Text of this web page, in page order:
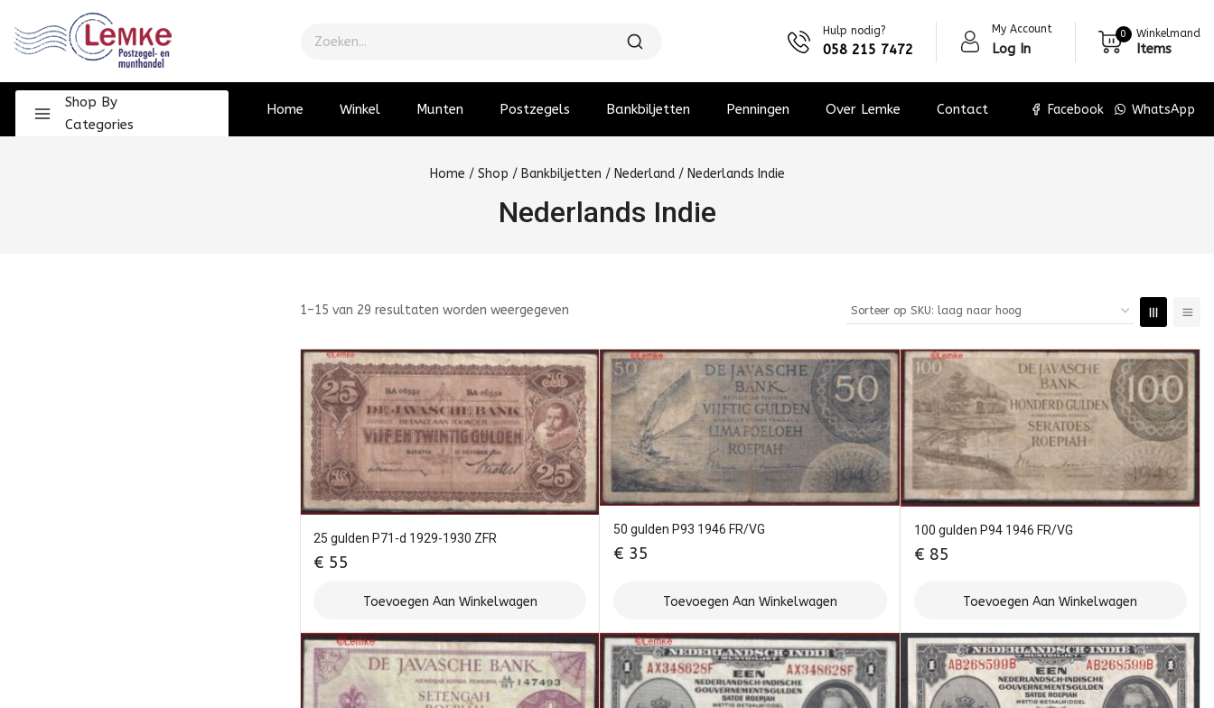
Hulp nodig?
058 215 7472
My Account
Log In
0 Winkelmand
Items
Shop By
Categories
Home Winkel Munten Postzegels Bankbiljetten Penningen Over Lemke Contact Facebook WhatsApp
Home / Shop / Bankbiljetten / Nederland / Nederlands Indie
Nederlands Indie
1–15 van 29 resultaten worden weergegeven
25 gulden P71-d 1929-1930 ZFR
€ 55
Toevoegen Aan Winkelwagen
50 gulden P93 1946 FR/VG
€ 35
Toevoegen Aan Winkelwagen
100 gulden P94 1946 FR/VG
€ 85
Toevoegen Aan Winkelwagen